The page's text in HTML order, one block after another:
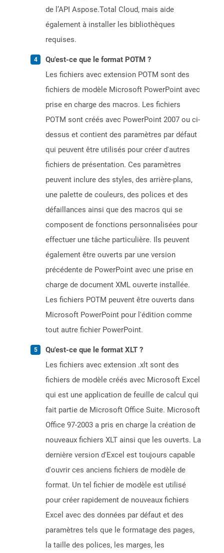
de l’API Aspose.Total Cloud, mais aide
également à installer les bibliothèques
requises.
Qu'est-ce que le format POTM ?
Les fichiers avec extension POTM sont des
fichiers de modèle Microsoft PowerPoint avec
prise en charge des macros. Les fichiers
POTM sont créés avec PowerPoint 2007 ou ci-
dessus et contient des paramètres par défaut
qui peuvent être utilisés pour créer d'autres
fichiers de présentation. Ces paramètres
peuvent inclure des styles, des arrière-plans,
une palette de couleurs, des polices et des
défaillances ainsi que des macros qui se
composent de fonctions personnalisées pour
effectuer une tâche particulière. Ils peuvent
également être ouverts par une version
précédente de PowerPoint avec une prise en
charge de document XML ouverte installée.
Les fichiers POTM peuvent être ouverts dans
Microsoft PowerPoint pour l'édition comme
tout autre fichier PowerPoint.
Qu'est-ce que le format XLT ?
Les fichiers avec extension .xlt sont des
fichiers de modèle créés avec Microsoft Excel
qui est une application de feuille de calcul qui
fait partie de Microsoft Office Suite. Microsoft
Office 97-2003 a pris en charge la création de
nouveaux fichiers XLT ainsi que les ouverts. La
dernière version d'Excel est toujours capable
d'ouvrir ces anciens fichiers de modèle de
format. Un tel fichier de modèle est utilisé
pour créer rapidement de nouveaux fichiers
Excel avec des données par défaut et des
paramètres tels que le formatage des pages,
la taille des polices, les marges, les